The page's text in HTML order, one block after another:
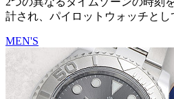
計され、パイロットウォッチとし
MEN'S